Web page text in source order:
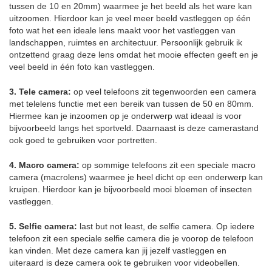
tussen de 10 en 20mm) waarmee je het beeld als het ware kan
uitzoomen. Hierdoor kan je veel meer beeld vastleggen op één
foto wat het een ideale lens maakt voor het vastleggen van
landschappen, ruimtes en architectuur. Persoonlijk gebruik ik
ontzettend graag deze lens omdat het mooie effecten geeft en je
veel beeld in één foto kan vastleggen.
3. Tele camera: op veel telefoons zit tegenwoorden een camera
met telelens functie met een bereik van tussen de 50 en 80mm.
Hiermee kan je inzoomen op je onderwerp wat ideaal is voor
bijvoorbeeld langs het sportveld. Daarnaast is deze camerastand
ook goed te gebruiken voor portretten.
4. Macro camera: op sommige telefoons zit een speciale macro
camera (macrolens) waarmee je heel dicht op een onderwerp kan
kruipen. Hierdoor kan je bijvoorbeeld mooi bloemen of insecten
vastleggen.
5. Selfie camera: last but not least, de selfie camera. Op iedere
telefoon zit een speciale selfie camera die je voorop de telefoon
kan vinden. Met deze camera kan jij jezelf vastleggen en
uiteraard is deze camera ook te gebruiken voor videobellen.